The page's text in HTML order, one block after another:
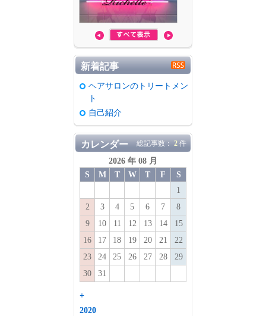
趣味・娯楽
新着記事
ヘアサロンのトリートメン
ト
自己紹介
カレンダー 総記事数： 2 件
2026 年 08 月
S
M T W T F
S
1
2
3 4 5 6 7
8
9
10 11 12 13 14
15
16
17 18 19 20 21
22
23
24 25 26 27 28
29
30
31
+
2020